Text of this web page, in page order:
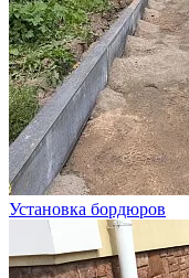
Установка бордюров